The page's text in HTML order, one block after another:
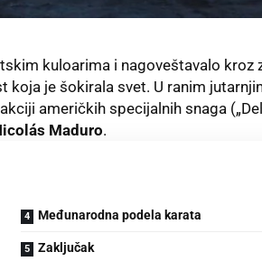
kuloarima i nagoveštavalo kroz
koja je šokirala svet. U ranim
američkih specijalnih snaga
Maduro.
Međunarodna podela karata
Zaključak